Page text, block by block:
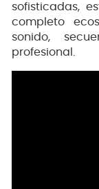
sofisticadas,
completo
sonido,
profesional.